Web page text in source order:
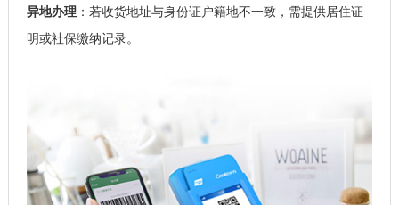
异地办理：若收货地址与身份证户籍地不一致，需提供居住证
明或社保缴纳记录。